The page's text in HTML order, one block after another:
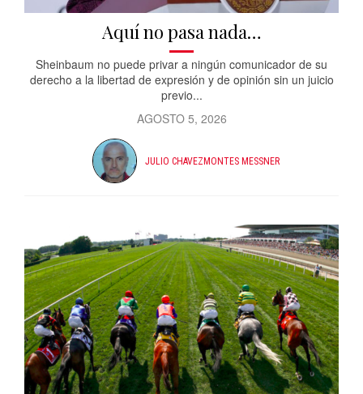
Aquí no pasa nada…
Sheinbaum no puede privar a ningún comunicador de su
derecho a la libertad de expresión y de opinión sin un juicio
previo...
AGOSTO 5, 2026
JULIO CHAVEZMONTES MESSNER